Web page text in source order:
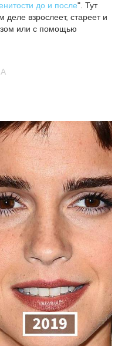
до и после". Тут
деле взрослеет, стареет и
или с помощью